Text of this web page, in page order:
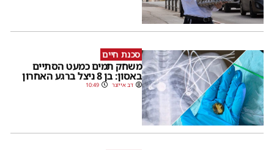
סכנת חיים
משחק תמים כמעט הסתיים
באסון: בן 8 ניצל ברגע האחרון
דב אייזנר 10:49